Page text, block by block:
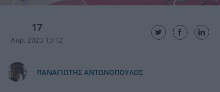
17
Απρ. 2023 13:12
ΠAΝΑΓΙΩΤΗΣ ΑΝΤΩΝΟΠΟΥΛΟΣ